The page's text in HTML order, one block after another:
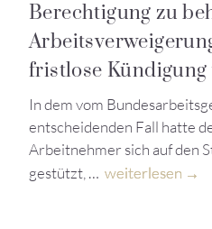
Berechtigung zu
fristlose Kündigung
In dem vom
entscheidenden Fall hatte
Arbeitnehmer sich auf den
gestützt, … weiterlesen